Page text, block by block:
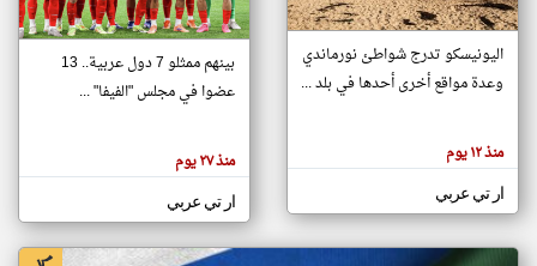
تغيير الدولة
اخبار جزر القمر على مدار الساعة
أهم اخبار جزر القمر العاجلة والمباشرة
هنا عن
وجهة
كاتبيها.
اليونيسكو تدرج شواطئ نورماندي
وعدة مواقع أخرى أحدها في بلد ...
منذ ١٢ يوم
ار تي عربي
بينهم ممثلو 7 دول عربية.. 13
عضوا في مجلس "الفيفا" ...
منذ ٢٧ يوم
ار تي عربي
klyoum.com